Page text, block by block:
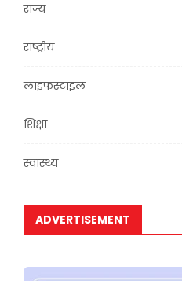
राज्य
राष्ट्रीय
लाइफस्टाइल
शिक्षा
स्वास्थ्य
ADVERTISEMENT